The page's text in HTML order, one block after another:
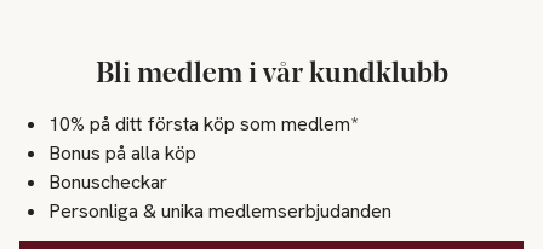
Bli medlem i vår kundklubb
10% på ditt första köp som medlem*
Bonus på alla köp
Bonuscheckar
Personliga & unika medlemserbjudanden